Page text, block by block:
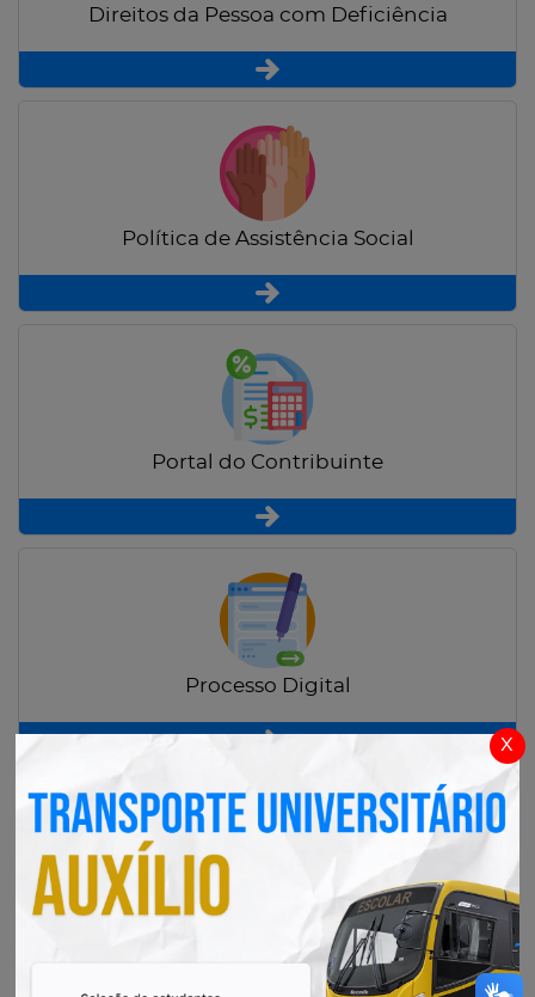
x
Direitos da Pessoa com Deficiência
Política de Assistência Social
Portal do Contribuinte
Processo Digital
Radar Transparência Pública